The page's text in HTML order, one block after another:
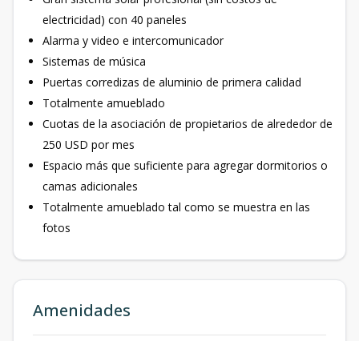
electricidad) con 40 paneles
Alarma y video e intercomunicador
Sistemas de música
Puertas corredizas de aluminio de primera calidad
Totalmente amueblado
Cuotas de la asociación de propietarios de alrededor de
250 USD por mes
Espacio más que suficiente para agregar dormitorios o
camas adicionales
Totalmente amueblado tal como se muestra en las
fotos
Amenidades